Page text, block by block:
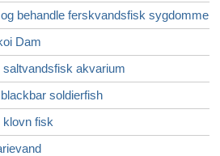
behandle ferskvandsfisk sygdomme
Dam
saltvandsfisk akvarium
soldierfish
klovn fisk